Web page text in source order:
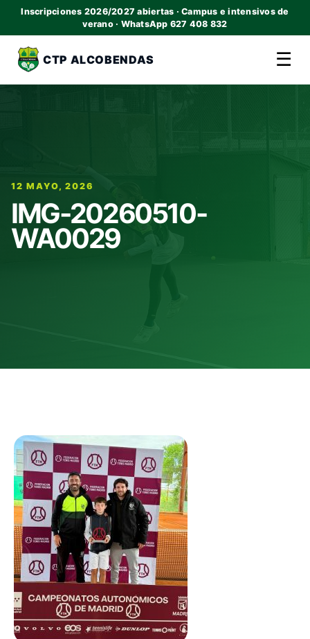
Inscripciones 2026/2027 abiertas · Campus e intensivos de
verano · WhatsApp 627 408 832
CTP ALCOBENDAS ☰
12 MAYO, 2026
IMG-20260510-
WA0029